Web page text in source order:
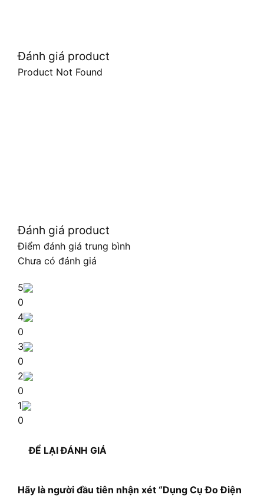
Đánh giá product
Product Not Found
Đánh giá product
Điểm đánh giá trung bình
Chưa có đánh giá
5
0
4
0
3
0
2
0
1
0
ĐỂ LẠI ĐÁNH GIÁ
Hãy là người đầu tiên nhận xét “Dụng Cụ Đo Điện